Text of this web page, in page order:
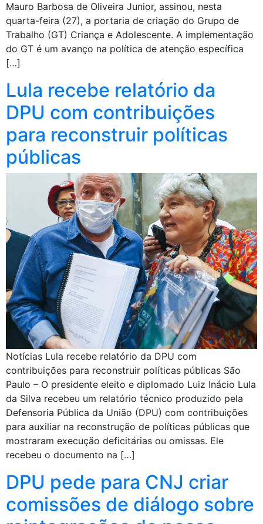
Mauro Barbosa de Oliveira Junior, assinou, nesta
quarta-feira (27), a portaria de criação do Grupo de
Trabalho (GT) Criança e Adolescente. A implementação
do GT é um avanço na política de atenção específica
[…]
Lula recebe relatório da
DPU com contribuições
para reconstruir políticas
públicas
Notícias Lula recebe relatório da DPU com
contribuições para reconstruir políticas públicas São
Paulo – O presidente eleito e diplomado Luiz Inácio Lula
da Silva recebeu um relatório técnico produzido pela
Defensoria Pública da União (DPU) com contribuições
para auxiliar na reconstrução de políticas públicas que
mostraram execução deficitárias ou omissas. Ele
recebeu o documento na […]
DPU pede para CNJ criar
comissões de diálogo sobre